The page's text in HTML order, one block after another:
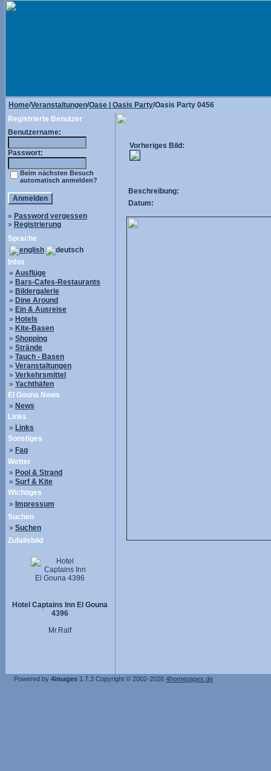
Home/Veranstaltungen/Oase | Oasis Party/Oasis Party 0456
Registrierte Benutzer
Benutzername:
Passwort:
Beim nächsten Besuch
automatisch anmelden?
» Password vergessen
» Registrierung
Sprache
Infos
» Ausflüge
» Bars-Cafes-Restaurants
» Bildergalerie
» Dine Around
» Ein & Ausreise
» Hotels
» Kite-Basen
» Shopping
» Strände
» Tauch - Basen
» Veranstaltungen
» Verkehrsmittel
» Yachthäfen
El Gouna News
» News
Links
» Links
Sonstiges
» Faq
Wetter
» Pool & Strand
» Surf & Kite
Wichtiges
» Impressum
Suchen
» Suchen
Zufallsbild
Hotel Captains Inn El Gouna
4396
Mr.Ralf
Vorheriges Bild:
Beschreibung:
Datum:
Powered by 4images 1.7.3 Copyright © 2002-2026 4homepages.de